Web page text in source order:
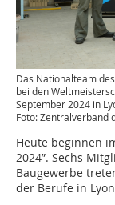
Das Nationalteam
bei den
September 2024 in
Foto: Zentralverband
Heute beginnen
2024”. Sechs
Baugewerbe
der Berufe in